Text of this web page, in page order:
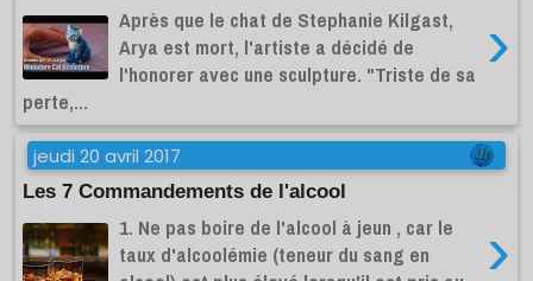
›
Après que le chat de Stephanie Kilgast,
Arya est mort, l'artiste a décidé de
l'honorer avec une sculpture. "Triste de sa
perte,...
jeudi 20 avril 2017
Les 7 Commandements de l'alcool
›
1. Ne pas boire de l'alcool à jeun , car le
taux d'alcoolémie (teneur du sang en